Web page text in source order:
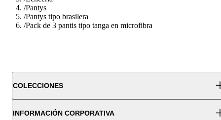
/Pantys
/Pantys tipo brasilera
/Pack de 3 pantis tipo tanga en microfibra
COLECCIONES
INFORMACIÓN CORPORATIVA